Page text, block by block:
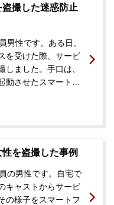
撮した迷惑防止
男性です。ある日、
を受けた際、サービ
しました。手口は、
動させたスマートフ
へ置くというもので
でしたが、今後の刑
社に知られてしまう
に大きな不安を抱え
便に解決したいとの
、当事務所へご相談
を盗撮した事例
の男性です。自宅で
キャストからサービ
の様子をスマートフ